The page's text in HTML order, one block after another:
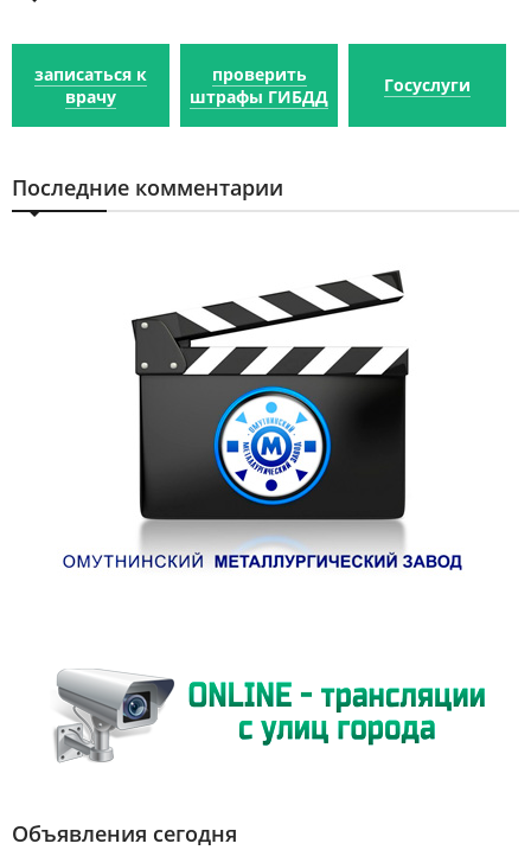
записаться к
врачу
проверить
штрафы ГИБДД
Госуслуги
Последние комментарии
Объявления сегодня